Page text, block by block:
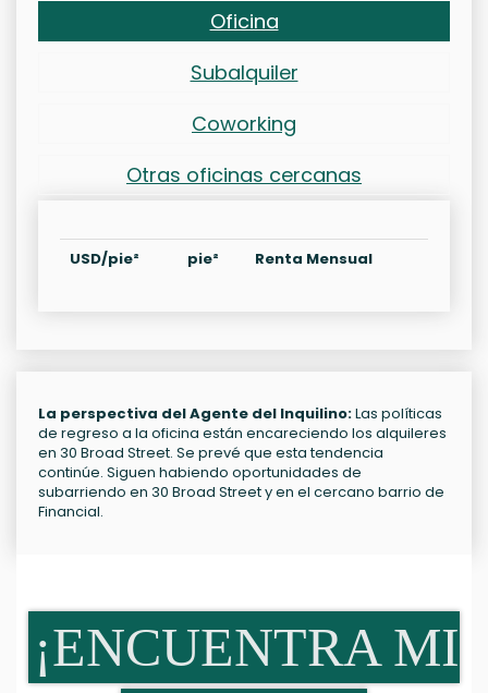
Oficina
Subalquiler
Coworking
Otras oficinas cercanas
USD/pie² pie² Renta Mensual
La perspectiva del Agente del Inquilino:Las políticas
de regreso a la oficina están encareciendo los alquileres
en 30 Broad Street. Se prevé que esta tendencia
continúe. Siguen habiendo oportunidades de
subarriendo en 30 Broad Street y en el cercano barrio de
Financial.
¡ENCUENTRA MI